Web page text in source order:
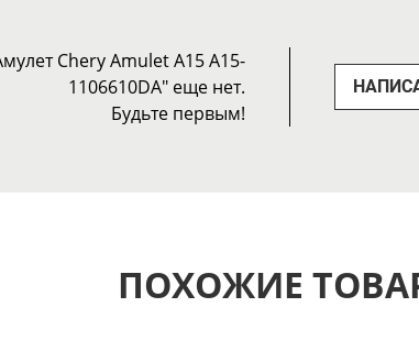
Chery Amulet A15 A15-
1106610DA" еще нет.
Будьте первым!
ПОХОЖИЕ